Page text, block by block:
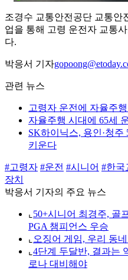
조경수 교통안전공단 교통안
업을 통해 고령 운전자 교통
다.
박응서 기자
관련 뉴스
고령자 운전에 자율주
자율주행 시대에 65세
SK하이닉스, 용인·청
키운다
#고령자 #운전 #시니어 #한국
장치
박응서 기자의 주요 뉴스
⌞ 50+시니어 최경주, 골
PGA 챔피언스 우승
⌞ 오징어 게임, 우리 동
⌞ 4단계 두달반, 결과는
로나 대비해야